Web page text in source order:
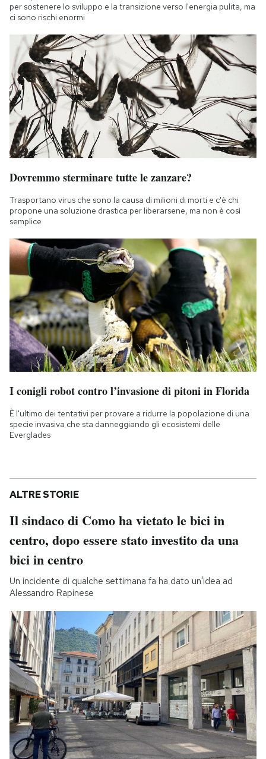
per sostenere lo sviluppo e la transizione verso l'energia pulita, ma
ci sono rischi enormi
Dovremmo sterminare tutte le zanzare?
Trasportano virus che sono la causa di milioni di morti e c'è chi
propone una soluzione drastica per liberarsene, ma non è così
semplice
I conigli robot contro l’invasione di pitoni in Florida
È l'ultimo dei tentativi per provare a ridurre la popolazione di una
specie invasiva che sta danneggiando gli ecosistemi delle
Everglades
ALTRE STORIE
Il sindaco di Como ha vietato le bici in
centro, dopo essere stato investito da una
bici in centro
Un incidente di qualche settimana fa ha dato un'idea ad
Alessandro Rapinese